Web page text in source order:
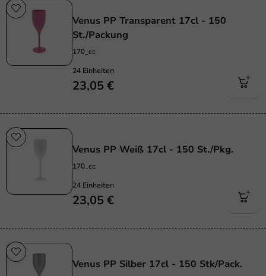
Venus PP Transparent 17cl - 150
St./Packung
170_cc
24 Einheiten
23,05 €
Venus PP Weiß 17cl - 150 St./Pkg.
170_cc
24 Einheiten
23,05 €
Venus PP Silber 17cl - 150 Stk/Pack.